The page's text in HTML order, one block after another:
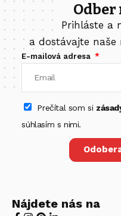
Prihláste a
a dostávajte
E-mailová adresa
Prečítal som si
súhlasím s nimi.
Nájdete nás na